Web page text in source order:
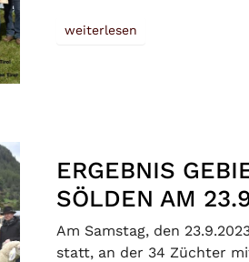
weiterlesen
ERGEBNIS
SÖLDEN AM
Am Samstag, den
statt, an der 34 Züchter